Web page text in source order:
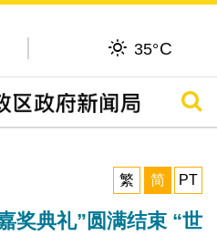
35°C
搜寻
繁
简 PT
奖典礼”圆满结束 “世